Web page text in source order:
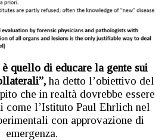
quello di educare la gente sui
ha detto l’obiettivo del
che in realtà dovrebbe essere
come l’Istituto Paul Ehrlich nel
con approvazione di
emergenza.